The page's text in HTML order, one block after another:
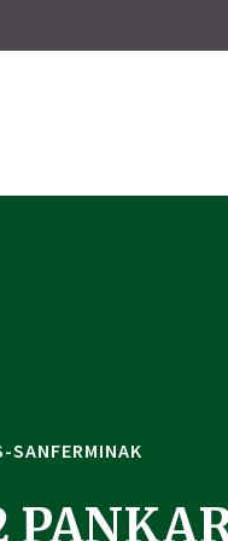
SANFERMINAK